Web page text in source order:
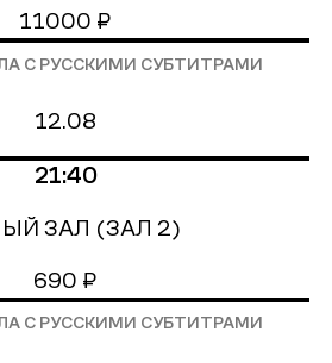
11000 ₽
С РУССКИМИ СУБТИТРАМИ
12.08
21:40
ЗАЛ (ЗАЛ 2)
690 ₽
С РУССКИМИ СУБТИТРАМИ